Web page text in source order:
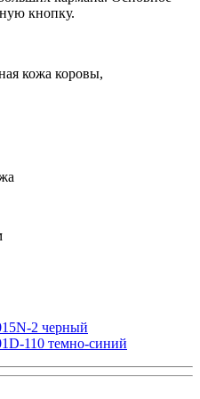
кнопку.
кожа коровы,
2 черный
110 темно-синий